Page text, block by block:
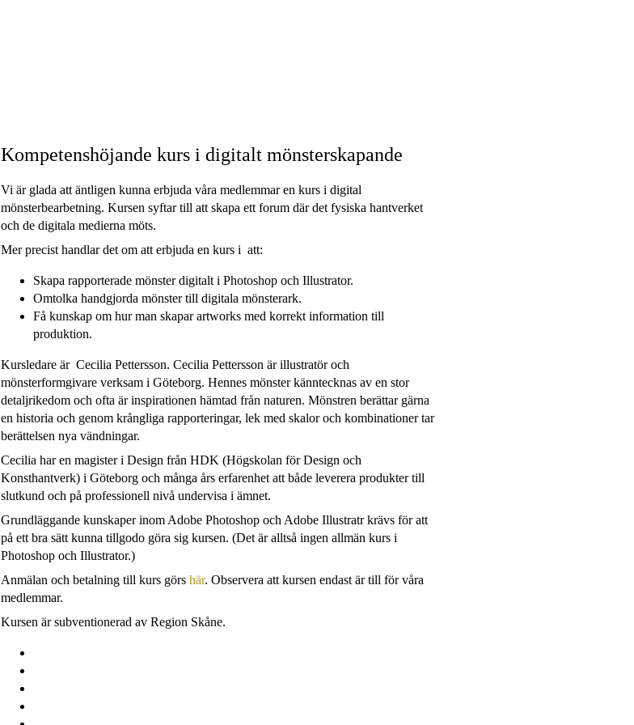
Kompetenshöjande kurs i digitalt mönsterskapande
Vi är glada att äntligen kunna erbjuda våra medlemmar en kurs i digital
mönsterbearbetning. Kursen syftar till att skapa ett forum där det fysiska hantverket
och de digitala medierna möts.
Mer precist handlar det om att erbjuda en kurs i att:
Skapa rapporterade mönster digitalt i Photoshop och Illustrator.
Omtolka handgjorda mönster till digitala mönsterark.
Få kunskap om hur man skapar artworks med korrekt information till
produktion.
Kursledare är Cecilia Pettersson. Cecilia Pettersson är illustratör och
mönsterformgivare verksam i Göteborg. Hennes mönster känntecknas av en stor
detaljrikedom och ofta är inspirationen hämtad från naturen. Mönstren berättar gärna
en historia och genom krångliga rapporteringar, lek med skalor och kombinationer tar
berättelsen nya vändningar.
Cecilia har en magister i Design från HDK (Högskolan för Design och
Konsthantverk) i Göteborg och många års erfarenhet att både leverera produkter till
slutkund och på professionell nivå undervisa i ämnet.
Grundläggande kunskaper inom Adobe Photoshop och Adobe Illustratr krävs för att
på ett bra sätt kunna tillgodo göra sig kursen. (Det är alltså ingen allmän kurs i
Photoshop och Illustrator.)
Anmälan och betalning till kurs görs här. Observera att kursen endast är till för våra
medlemmar.
Kursen är subventionerad av Region Skåne.